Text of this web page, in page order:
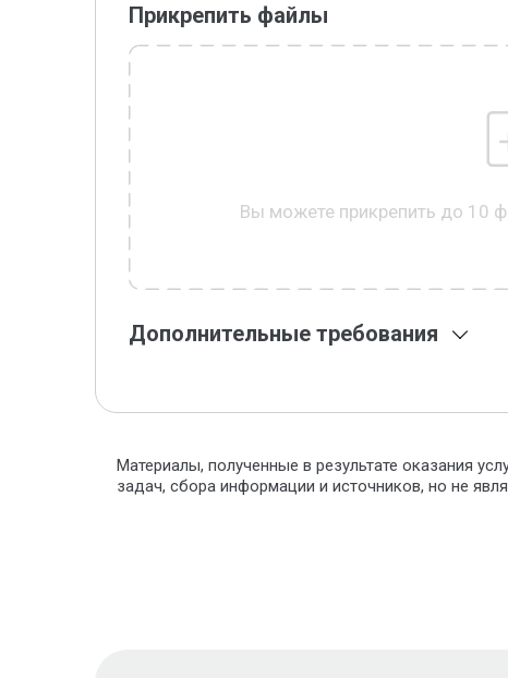
Прикрепить файлы
Вы можете прикрепить до 10
Дополнительные требования
Материалы, полученные в результате оказания
задач, сбора информации и источников, но не